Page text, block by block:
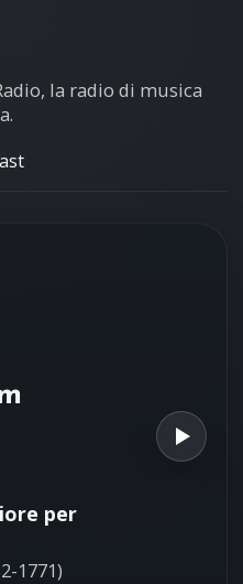
la radio di musica
per
1771)